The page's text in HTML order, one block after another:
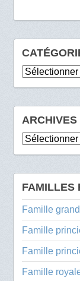
Catégories
ARCHIVES
Archives
FAMILLES
Famille
Famille
Famille
Famille